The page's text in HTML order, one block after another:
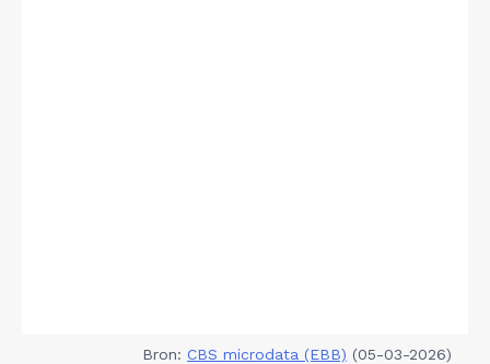
Bron: CBS microdata (EBB) (05-03-2026)